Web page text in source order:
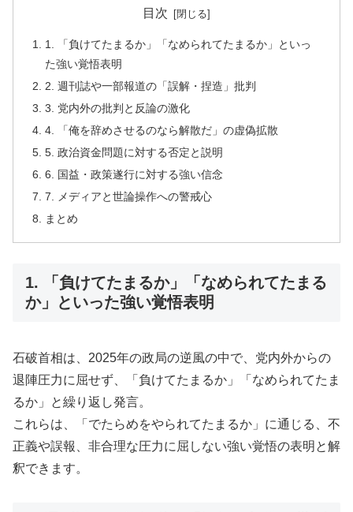
目次
1. 「負けてたまるか」「なめられてたまるか」といっ
た強い覚悟表明
2. 週刊誌や一部報道の「誤解・捏造」批判
3. 党内外の批判と反論の激化
4. 「俺を辞めさせるのなら解散だ」の虚偽拡散
5. 政治資金問題に対する否定と説明
6. 国益・政策遂行に対する強い信念
7. メディアと世論操作への警戒心
まとめ
1. 「負けてたまるか」「なめられてたまる
か」といった強い覚悟表明
石破首相は、2025年の政局の逆風の中で、党内外からの
退陣圧力に屈せず、「負けてたまるか」「なめられてたま
るか」と繰り返し発言。
これらは、「でたらめをやられてたまるか」に通じる、不
正義や誤報、非合理な圧力に屈しない強い覚悟の表明と解
釈できます。